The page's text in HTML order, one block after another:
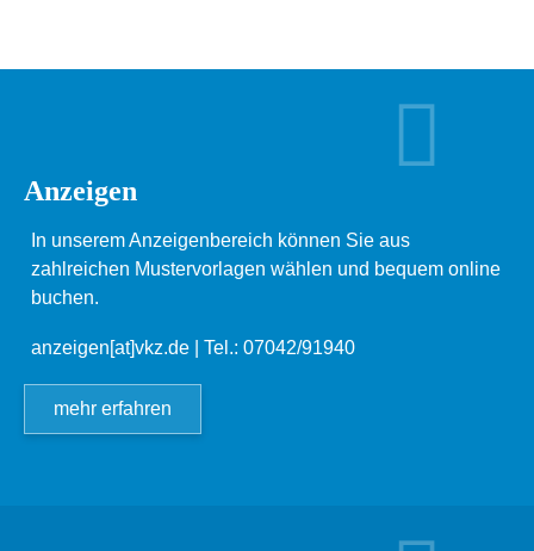
Anzeigen
In unserem Anzeigenbereich können Sie aus
zahlreichen Mustervorlagen wählen und bequem online
buchen.
anzeigen[at]vkz.de | Tel.: 07042/91940
mehr erfahren